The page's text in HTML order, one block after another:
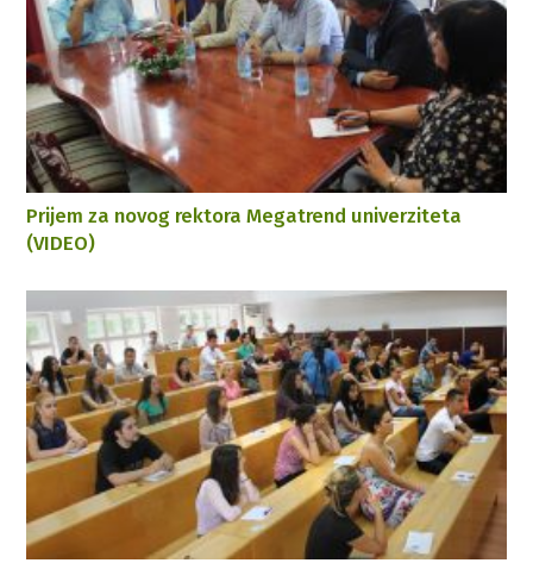
Prijem za novog rektora Megatrend univerziteta
(VIDEO)